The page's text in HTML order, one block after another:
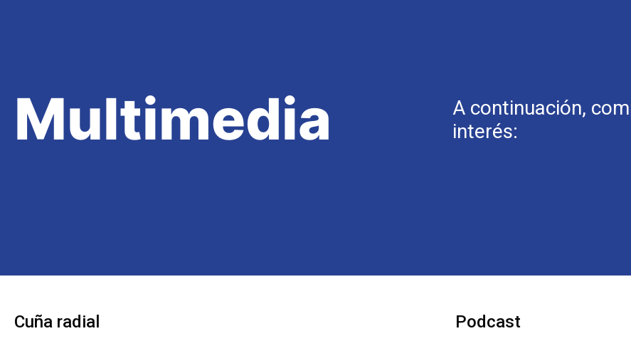
Multimedia
A continuación,
interés:
Cuña radial Podcast